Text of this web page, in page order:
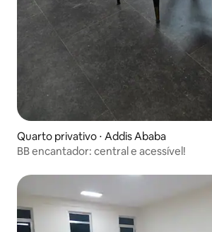
Quarto privativo ⋅ Addis Ababa
BB encantador: central e acessível!